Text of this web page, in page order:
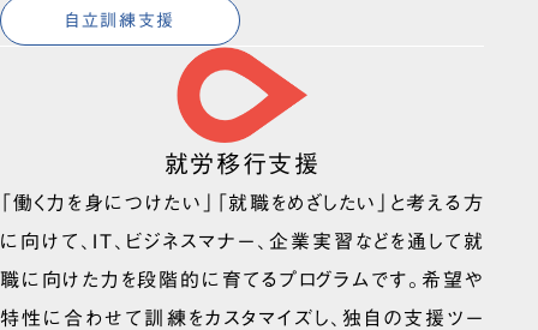
自立訓練支援
就労移行支援
「働く力を身につけたい」「就職をめざしたい」と考える方
に向けて、IT、ビジネスマナー、企業実習などを通して就
職に向けた力を段階的に育てるプログラムです。希望や
特性に合わせて訓練をカスタマイズし、独自の支援ツー